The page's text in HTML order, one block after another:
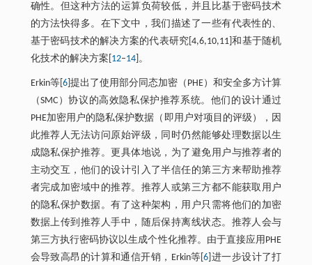
确性。但这种方法的运算负荷较低，并且比基于密码技术
的方法快得多。在下文中，我们描述了一些有代表性的、
基于密码技术的解决方案的代表研究[4,6,10,11]和基于随机
化技术的解决方案[ 12–14]。
Erkin等[ 6]提出了使用部分同态加密（PHE）和安全多方计算
（SMC）协议的高效隐私保护推荐系统。他们的设计通过
PHE加密用户的隐私保护数据（即用户对项目的评级），因
此推荐人无法访问原始评级，同时仍然能够处理数据以生
成隐私保护推荐。更具体地说，为了避免用户与推荐者的
主动交互，他们的设计引入了半信任的第三方来帮助推荐
者完成加密域中的推荐。推荐人或第三方都不能获取用户
的隐私保护数据。有了这种架构，用户只需将他们的加密
数据上传到推荐人手中，随后保持离线状态。推荐人会与
第三方执行密码协议以生成个性化推荐。由于直接应用PHE
会导致高昂的计算和通信开销，Erkin等[6 ]进一步设计了打